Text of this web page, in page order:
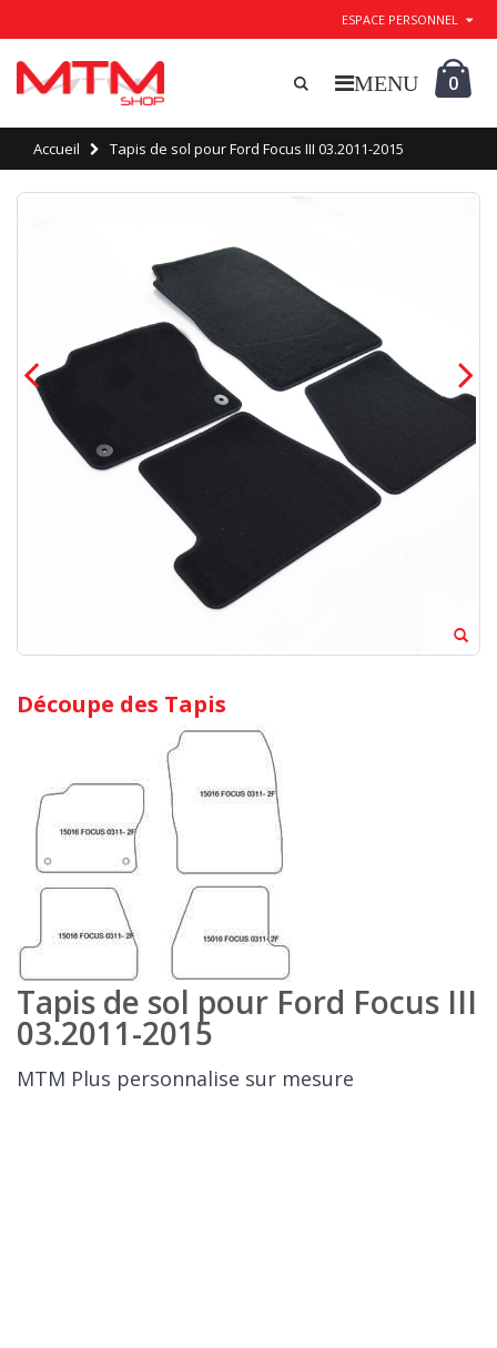
ESPACE PERSONNEL
0
Accueil Tapis de sol pour Ford Focus III 03.2011-2015
Découpe des Tapis
Tapis de sol pour Ford Focus III
03.2011-2015
MTM Plus personnalise sur mesure